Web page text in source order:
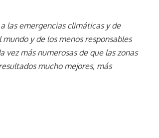
las emergencias climáticas y de
y de los menos responsables
más numerosas de que las zonas
mucho mejores, más